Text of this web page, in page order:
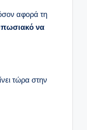
αφορά τη
να
τώρα στην